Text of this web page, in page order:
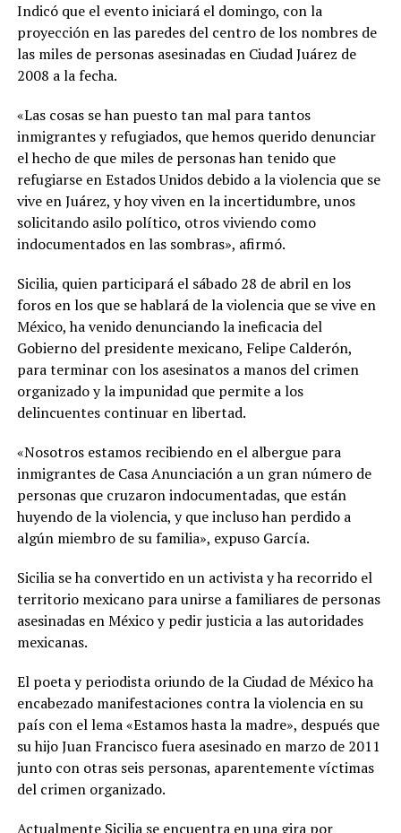
Indicó que el evento iniciará el domingo, con la
proyección en las paredes del centro de los nombres de
las miles de personas asesinadas en Ciudad Juárez de
2008 a la fecha.
«Las cosas se han puesto tan mal para tantos
inmigrantes y refugiados, que hemos querido denunciar
el hecho de que miles de personas han tenido que
refugiarse en Estados Unidos debido a la violencia que se
vive en Juárez, y hoy viven en la incertidumbre, unos
solicitando asilo político, otros viviendo como
indocumentados en las sombras», afirmó.
Sicilia, quien participará el sábado 28 de abril en los
foros en los que se hablará de la violencia que se vive en
México, ha venido denunciando la ineficacia del
Gobierno del presidente mexicano, Felipe Calderón,
para terminar con los asesinatos a manos del crimen
organizado y la impunidad que permite a los
delincuentes continuar en libertad.
«Nosotros estamos recibiendo en el albergue para
inmigrantes de Casa Anunciación a un gran número de
personas que cruzaron indocumentadas, que están
huyendo de la violencia, y que incluso han perdido a
algún miembro de su familia», expuso García.
Sicilia se ha convertido en un activista y ha recorrido el
territorio mexicano para unirse a familiares de personas
asesinadas en México y pedir justicia a las autoridades
mexicanas.
El poeta y periodista oriundo de la Ciudad de México ha
encabezado manifestaciones contra la violencia en su
país con el lema «Estamos hasta la madre», después que
su hijo Juan Francisco fuera asesinado en marzo de 2011
junto con otras seis personas, aparentemente víctimas
del crimen organizado.
Actualmente Sicilia se encuentra en una gira por